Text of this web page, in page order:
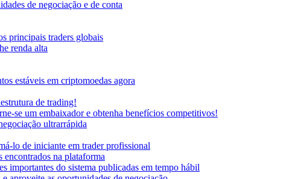
de negociação e de conta
principais traders globais
renda alta
estáveis em criptomoedas agora
de trading!
se um embaixador e obtenha benefícios competitivos!
ultrarrápida
lo de iniciante em trader profissional
na plataforma
importantes do sistema publicadas em tempo hábil